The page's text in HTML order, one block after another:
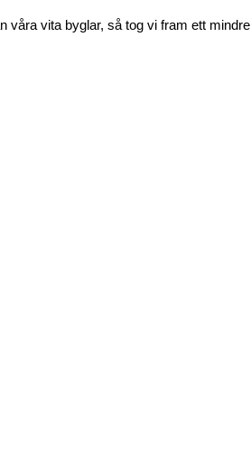
våra vita byglar, så tog vi fram ett